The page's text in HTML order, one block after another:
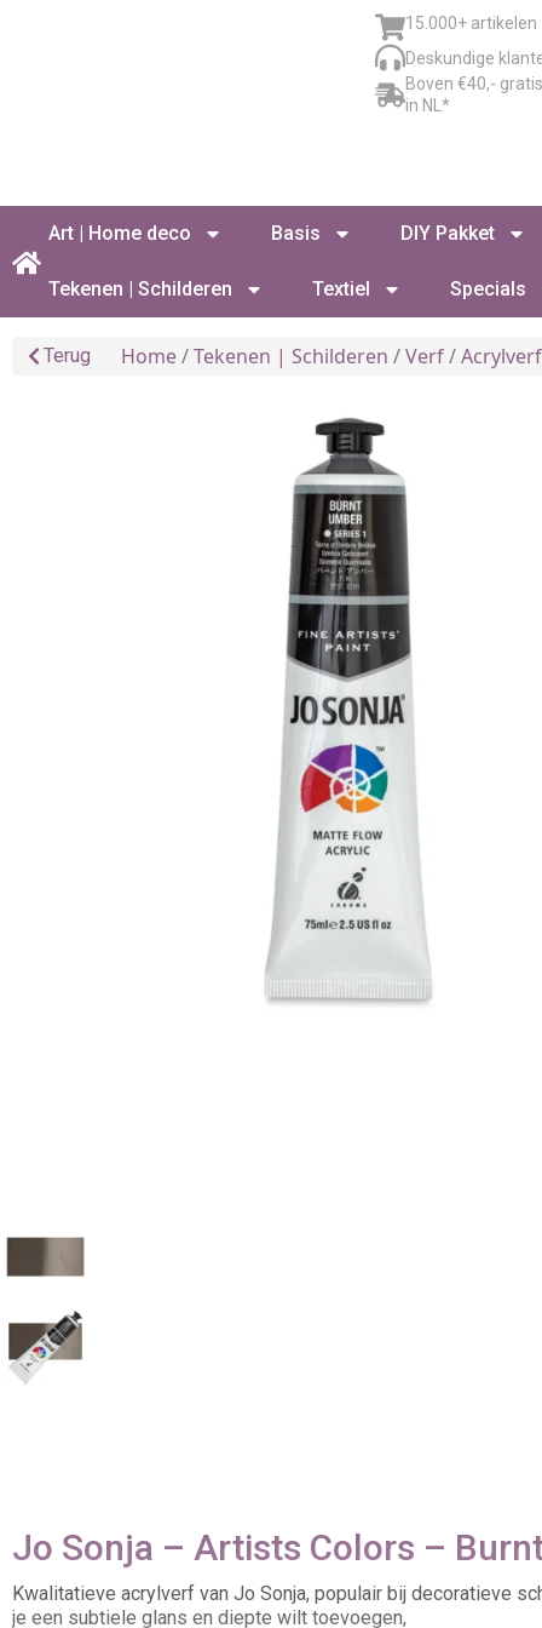
15.000+ artikelen
Deskundige
Boven €40,-
in NL*
Art | Home deco Basis DIY Pakket
Tekenen | Schilderen Textiel Specials
Terug Home/Tekenen | Schilderen /Verf/Acrylverf
Jo Sonja – Artists Colors –
Kwalitatieve acrylverf van Jo Sonja, populair bij decoratieve
je een subtiele glans en diepte wilt toevoegen,